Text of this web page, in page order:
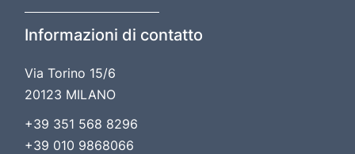
Informazioni di contatto
Via Torino 15/6
20123 MILANO
+39 351 568 8296
+39 010 9868066